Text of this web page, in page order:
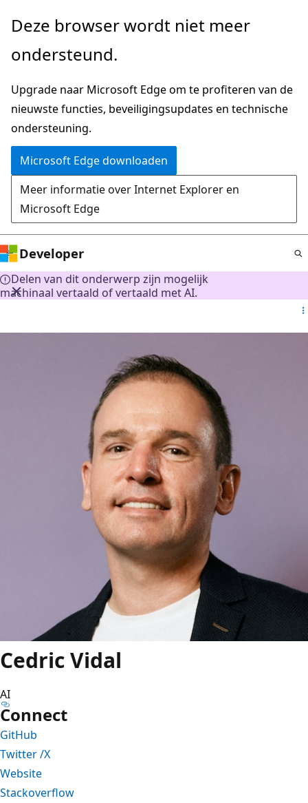
Naar
gaan
Deze browser wordt niet meer
ondersteund.
Upgrade naar Microsoft Edge om te profiteren van de
nieuwste functies, beveiligingsupdates en technische
ondersteuning.
Microsoft Edge downloaden
Meer informatie over Internet Explorer en
Microsoft Edge
Developer
Delen van dit onderwerp zijn mogelijk
machinaal vertaald of vertaald met AI.
Cedric Vidal
AI
Connect
GitHub
Twitter /X
Website
Stackoverflow